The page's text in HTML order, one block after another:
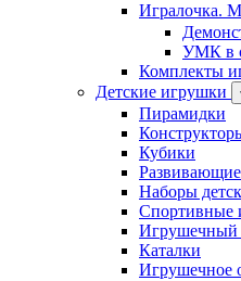
Игралочка.
УМК в
Комплекты
Детские игрушки
Пирамидки
Кубики
Наборы
Спортивные
Игрушечный
Каталки
Игрушечное